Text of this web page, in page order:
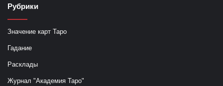
Рубрики
Значение карт Таро
Гадание
Расклады
Журнал "Академия Таро"